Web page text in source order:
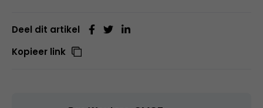
Deel dit artikel
Kopieer link